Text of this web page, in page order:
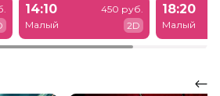
14:10
Малый
450 руб.
2D
18:20
Малый